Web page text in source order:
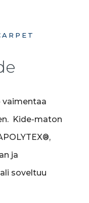
vaimentaa
Kide-maton
ja
soveltuu